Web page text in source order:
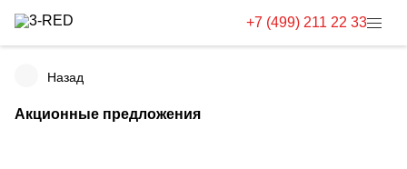
+7 (499) 211 22 33
Назад
Акционные предложения